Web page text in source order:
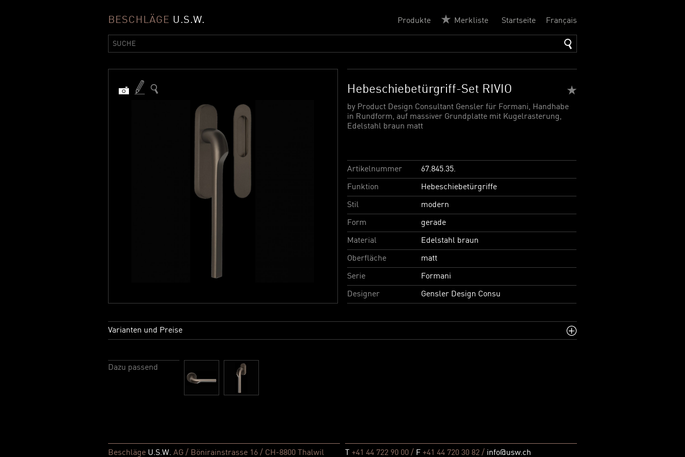
Français
Startseite
Merkliste
Produkte
BESCHLÄGE U.S.W.
Hebeschiebetürgriff-Set RIVIO
by Product Design Consultant Gensler für Formani, Handhabe
in Rundform, auf massiver Grundplatte mit Kugelrasterung,
Edelstahl braun matt
Artikelnummer 67.845.35.
Funktion Hebeschiebetürgriffe
Stil modern
Form gerade
Material Edelstahl braun
Oberfläche matt
Serie Formani
Designer Gensler Design Consu
Varianten und Preise
Dazu passend
Beschläge U.S.W. AG / Bönirainstrasse 16 / CH-8800 Thalwil +41 44 722 90 00 / F +41 44 720 30 82 / info@usw.ch